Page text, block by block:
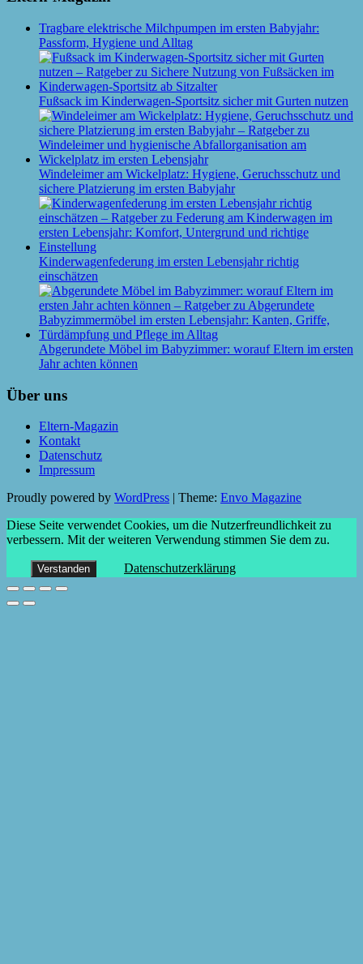
Tragbare elektrische Milchpumpen im ersten Babyjahr:
Passform, Hygiene und Alltag
Fußsack im Kinderwagen-Sportsitz sicher mit Gurten nutzen
Windeleimer am Wickelplatz: Hygiene, Geruchsschutz und
sichere Platzierung im ersten Babyjahr
Kinderwagenfederung im ersten Lebensjahr richtig
einschätzen
Abgerundete Möbel im Babyzimmer: worauf Eltern im ersten
Jahr achten können
Über uns
Eltern-Magazin
Kontakt
Datenschutz
Impressum
Proudly powered by WordPress Theme: Envo Magazine
Diese Seite verwendet Cookies, um die Nutzerfreundlichkeit zu
verbessern. Mit der weiteren Verwendung stimmen Sie dem zu.
Verstanden Datenschutzerklärung